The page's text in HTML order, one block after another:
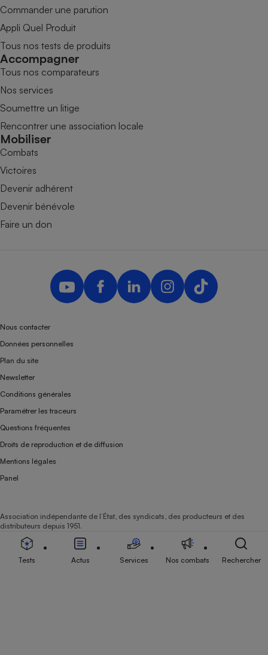
Commander une parution
Appli Quel Produit
Tous nos tests de produits
Accompagner
Tous nos comparateurs
Nos services
Soumettre un litige
Rencontrer une association locale
Mobiliser
Combats
Victoires
Devenir adhérent
Devenir bénévole
Faire un don
Nous contacter
Données personnelles
Plan du site
Newsletter
Conditions générales
Paramétrer les traceurs
Questions fréquentes
Droits de reproduction et de diffusion
Mentions légales
Panel
Association indépendante de l’État, des syndicats, des producteurs et des
distributeurs depuis 1951.
Tests Actus Services Nos combats Rechercher